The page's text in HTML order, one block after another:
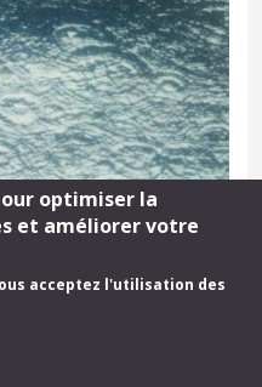
sauvages
du littoral des
de dialogue entre la mer,
d’un devenir
optimiser la
et améliorer votre
acceptez l'utilisation des